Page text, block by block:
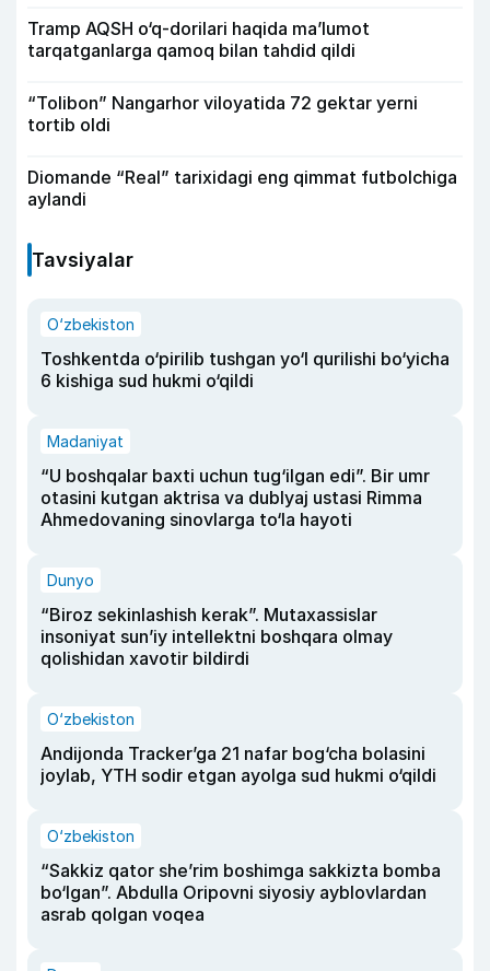
Tramp AQSH o‘q-dorilari haqida ma’lumot
tarqatganlarga qamoq bilan tahdid qildi
“Tolibon” Nangarhor viloyatida 72 gektar yerni
tortib oldi
Diomande “Real” tarixidagi eng qimmat futbolchiga
aylandi
Tavsiyalar
O‘zbekiston
Toshkentda o‘pirilib tushgan yo‘l qurilishi bo‘yicha
6 kishiga sud hukmi o‘qildi
Madaniyat
“U boshqalar baxti uchun tug‘ilgan edi”. Bir umr
otasini kutgan aktrisa va dublyaj ustasi Rimma
Ahmedovaning sinovlarga to‘la hayoti
Dunyo
“Biroz sekinlashish kerak”. Mutaxassislar
insoniyat sun’iy intellektni boshqara olmay
qolishidan xavotir bildirdi
O‘zbekiston
Andijonda Tracker’ga 21 nafar bog‘cha bolasini
joylab, YTH sodir etgan ayolga sud hukmi o‘qildi
O‘zbekiston
“Sakkiz qator she’rim boshimga sakkizta bomba
bo‘lgan”. Abdulla Oripovni siyosiy ayblovlardan
asrab qolgan voqea